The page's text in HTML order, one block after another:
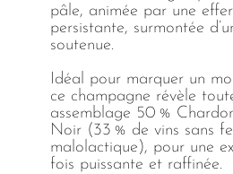
pâle, animée par une
persistante, surmontée
soutenue.
Idéal pour marquer un
ce champagne révèle
assemblage 50 %
Noir (33 % de vins sans
malolactique), pour une
fois puissante et raffinée.